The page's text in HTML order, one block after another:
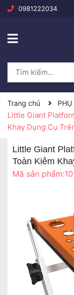
0981222034
Trang chủ
Little Giant
Khay Dụng Cụ
Little Giant
Toàn Kiêm
Mã sản phẩm: